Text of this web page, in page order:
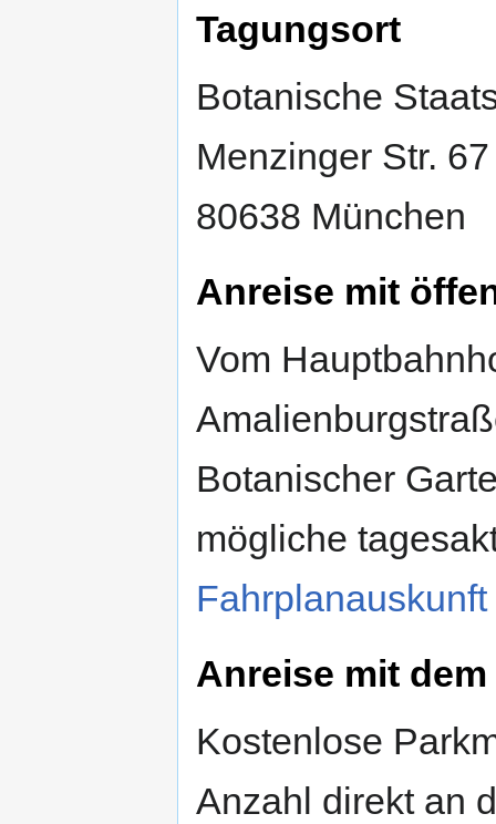
Tagungsort
Botanische
Menzinger Str. 67
80638 München
Anreise mit
Vom
Botanischer
mögliche
Anreise mit dem
Kostenlose
Anzahl direkt an